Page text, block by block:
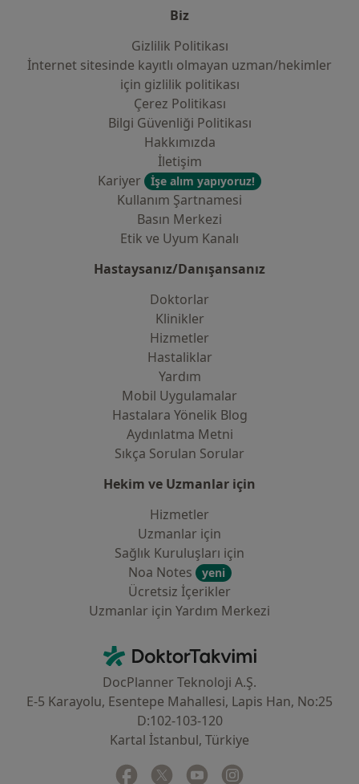
Biz
Gizlilik Politikası
İnternet sitesinde kayıtlı olmayan uzman/hekimler
i̇çin gizlilik politikası
Çerez Politikası
Bilgi Güvenliği Politikası
Hakkımızda
İletişim
Kariyer
İşe alım yapıyoruz!
Kullanım Şartnamesi
Basın Merkezi
Etik ve Uyum Kanalı
Hastaysanız/Danışansanız
Doktorlar
Klinikler
Hizmetler
Hastaliklar
Yardım
Mobil Uygulamalar
Hastalara Yönelik Blog
Aydınlatma Metni
Sıkça Sorulan Sorular
Hekim ve Uzmanlar için
Hizmetler
Uzmanlar için
Sağlık Kuruluşları için
Noa Notes
yeni
Ücretsiz İçerikler
Uzmanlar için Yardım Merkezi
DoktorTakvimi - Ana Sayfa
DocPlanner Teknoloji A.Ş.
E-5 Karayolu, Esentepe Mahallesi, Lapis Han, No:25
D:102-103-120
Kartal İstanbul, Türkiye
Facebook
yeni bir sekmede açılır
Twitter
yeni bir sekmede açılır
Youtube
yeni bir sekmede açılır